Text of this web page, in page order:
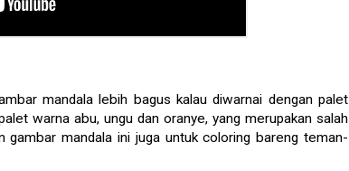
mandala lebih bagus kalau diwarnai dengan palet
warna abu, ungu dan oranye, yang merupakan salah
mandala ini juga untuk coloring bareng teman-